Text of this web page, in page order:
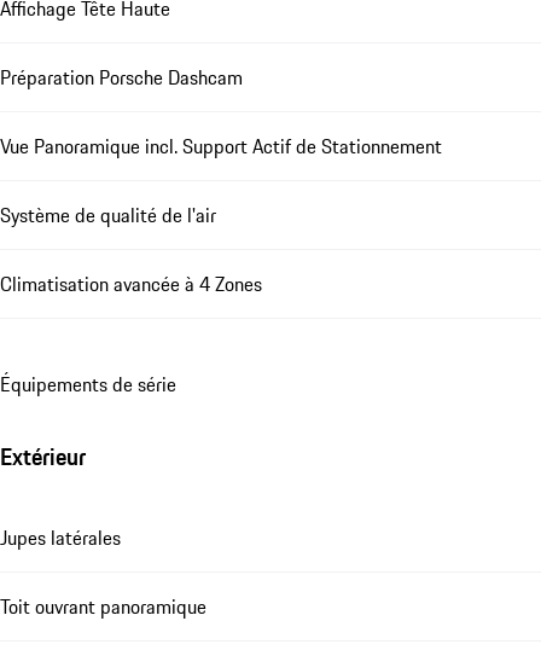
Affichage Tête Haute
Préparation Porsche Dashcam
Vue Panoramique incl. Support Actif de Stationnement
Système de qualité de l'air
Climatisation avancée à 4 Zones
Équipements de série
Extérieur
Jupes latérales
Toit ouvrant panoramique